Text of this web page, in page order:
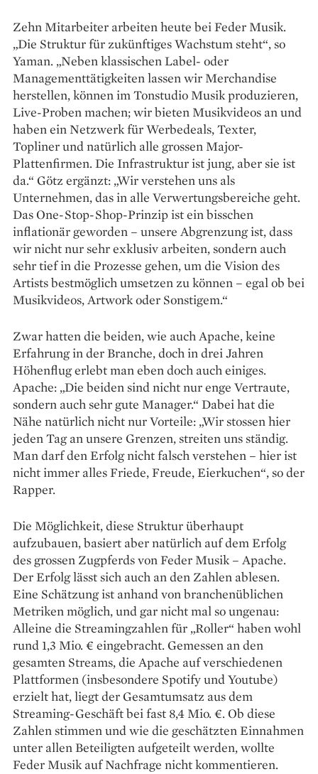
Zehn Mitarbeiter arbeiten heute bei Feder Musik.
„Die Struktur für zukünftiges Wachstum steht“, so
Yaman. „Neben klassischen Label- oder
Managementtätigkeiten lassen wir Merchandise
herstellen, können im Tonstudio Musik produzieren,
Live-Proben machen; wir bieten Musikvideos an und
haben ein Netzwerk für Werbedeals, Tex­ter,
Topliner und natürlich alle grossen Major-
Plattenfirmen. Die Infrastruktur ist jung, aber sie ist
da.“ Götz ergänzt: „Wir verstehen uns als
Unternehmen, das in alle Verwertungsbereiche geht.
Das One-Stop-Shop-Prinzip ist ein bisschen
inflationär geworden – unsere Abgrenzung ist, dass
wir nicht nur sehr exklusiv arbeiten, sondern auch
sehr tief in die Prozesse gehen, um die Vision des
Artists bestmöglich umsetzen zu können – egal ob bei
Musikvideos, Artwork oder Sonstigem.“
Zwar hatten die beiden, wie auch Apache, keine
Erfahrung in der Branche, doch in drei Jahren
Höhenflug erlebt man eben doch auch einiges.
Apache: „Die beiden sind nicht nur enge Vertraute,
sondern auch sehr gute Manager.“ Dabei hat die
Nähe natürlich nicht nur Vorteile: „Wir stossen hier
jeden Tag an unsere Grenzen, streiten uns ständig.
Man darf den Erfolg nicht falsch verstehen – hier ist
nicht immer alles Friede, Freude, Eierkuchen“, so der
Rapper.
Die Möglichkeit, diese Struktur überhaupt
aufzubauen, basiert aber natürlich auf dem Erfolg
des grossen Zugpferds von Feder Musik – Apache.
Der Erfolg lässt sich auch an den Zahlen ablesen.
Eine Schätzung ist anhand von branchen­üblichen
Metriken möglich, und gar nicht mal so ungenau:
Alleine die Streamingzahlen für „Roller“ haben wohl
rund 1,3 Mio. € eingebracht. Gemessen an den
gesamten Streams, die Apache auf verschiedenen
Plattformen (insbesondere Spotify und Youtube)
erzielt hat, liegt der Gesamtumsatz aus dem
Streaming-Geschäft bei fast 8,4 Mio. €. Ob diese
Zahlen stimmen und wie die geschätzten Einnahmen
unter allen Beteiligten aufgeteilt werden, wollte
Feder Musik auf Nachfrage nicht kommentieren.